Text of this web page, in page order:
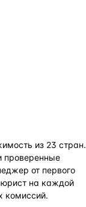
из 23 стран.
от первого
на каждой
комиссий.